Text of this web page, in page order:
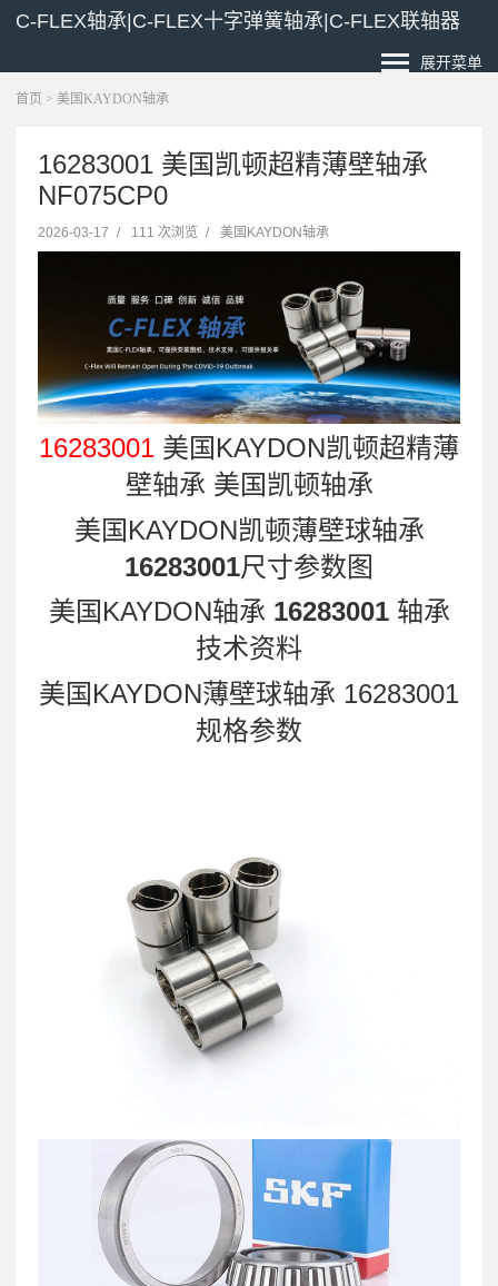
C-FLEX轴承|C-FLEX十字弹簧轴承|C-FLEX联轴器
展开菜单
首页 > 美国KAYDON轴承
16283001 美国凯顿超精薄壁轴承
NF075CP0
2026-03-17 / 111 次浏览 / 美国KAYDON轴承
16283001 美国KAYDON凯顿超精薄
壁轴承 美国凯顿轴承
美国KAYDON凯顿薄壁球轴承
16283001尺寸参数图
美国KAYDON轴承 16283001轴承
技术资料
美国KAYDON薄壁球轴承 16283001
规格参数